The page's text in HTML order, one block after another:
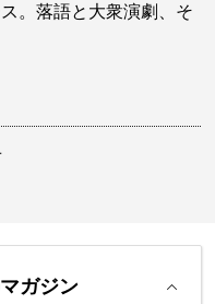
。落語と大衆演劇、そ
ガジン